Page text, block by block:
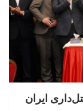
هتل‌داری ایران